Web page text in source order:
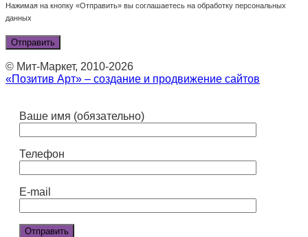
Нажимая на кнопку «Отправить» вы соглашаетесь на обработку персональных
данных
© Мит-Маркет, 2010-2026
«Позитив Арт» – создание и продвижение сайтов
Ваше имя (обязательно)
Телефон
E-mail